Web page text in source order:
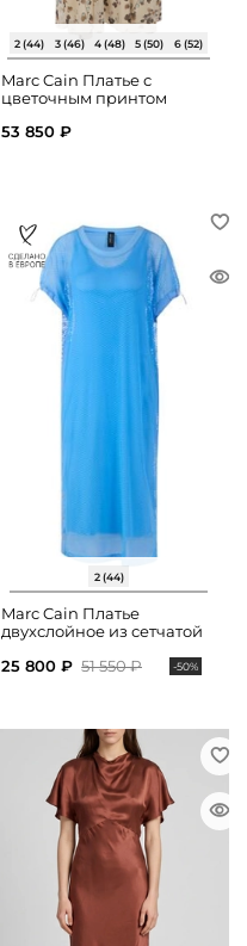
2 (44) 3 (46) 4 (48) 5 (50) 6 (52)
Marc Cain Платье с
цветочным принтом
53 850 ₽
2 (44)
Marc Cain Платье
двухслойное из сетчатой
25 800 ₽ 51 550 ₽ -50%